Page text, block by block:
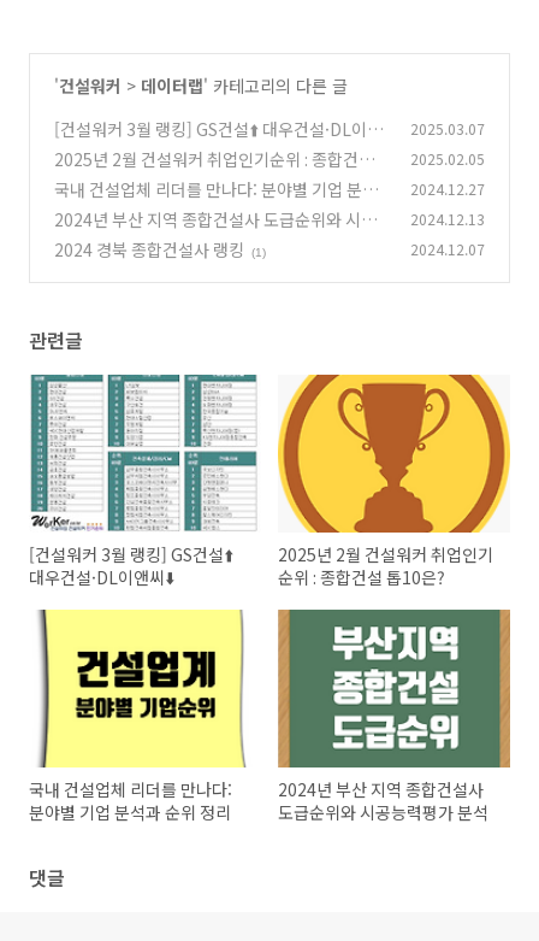
'건설워커 > 데이터랩' 카테고리의 다른 글
[건설워커 3월 랭킹] GS건설⬆️ 대우건설·DL이앤
씨⬇️ (3)
2025.03.07
2025년 2월 건설워커 취업인기순위 : 종합건설
톱10은?
(3)
2025.02.05
국내 건설업체 리더를 만나다: 분야별 기업 분석
과 순위 정리
(0)
2024.12.27
2024년 부산 지역 종합건설사 도급순위와 시공
능력평가 분석 (3)
2024.12.13
2024 경북 종합건설사 랭킹 (1) 2024.12.07
관련글
[건설워커 3월 랭킹] GS건설⬆️
대우건설·DL이앤씨⬇️
2025년 2월 건설워커 취업인기
순위 : 종합건설 톱10은?
국내 건설업체 리더를 만나다:
분야별 기업 분석과 순위 정리
2024년 부산 지역 종합건설사
도급순위와 시공능력평가 분석
댓글